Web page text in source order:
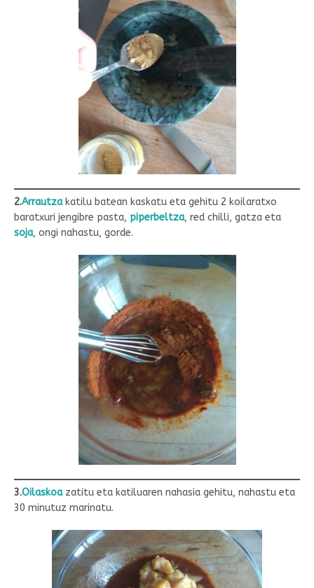
2.Arrautzakatilu batean kaskatu eta gehitu 2 koilaratxo
baratxuri jengibre pasta, piperbeltza, red chilli, gatza eta
soja, ongi nahastu, gorde.
3.Oilaskoazatitu eta katiluaren nahasia gehitu, nahastu eta
30 minutuz marinatu.